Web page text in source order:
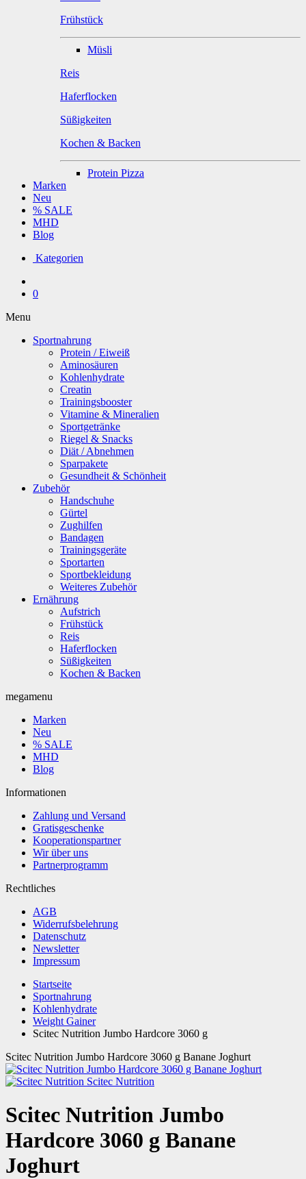
Frühstück
Müsli
Reis
Haferflocken
Süßigkeiten
Kochen & Backen
Protein Pizza
Marken
Neu
% SALE
MHD
Blog
Kategorien
0
Menu
Sportnahrung
Protein / Eiweiß
Aminosäuren
Kohlenhydrate
Creatin
Trainingsbooster
Vitamine & Mineralien
Sportgetränke
Riegel & Snacks
Diät / Abnehmen
Sparpakete
Gesundheit & Schönheit
Zubehör
Handschuhe
Gürtel
Zughilfen
Bandagen
Trainingsgeräte
Sportarten
Sportbekleidung
Weiteres Zubehör
Ernährung
Aufstrich
Frühstück
Reis
Haferflocken
Süßigkeiten
Kochen & Backen
megamenu
Marken
Neu
% SALE
MHD
Blog
Informationen
Zahlung und Versand
Gratisgeschenke
Kooperationspartner
Wir über uns
Partnerprogramm
Rechtliches
AGB
Widerrufsbelehrung
Datenschutz
Newsletter
Impressum
Startseite
Sportnahrung
Kohlenhydrate
Weight Gainer
Scitec Nutrition Jumbo Hardcore 3060 g
Scitec Nutrition Jumbo Hardcore 3060 g Banane Joghurt
Scitec Nutrition
Scitec Nutrition Jumbo
Hardcore 3060 g Banane
Joghurt